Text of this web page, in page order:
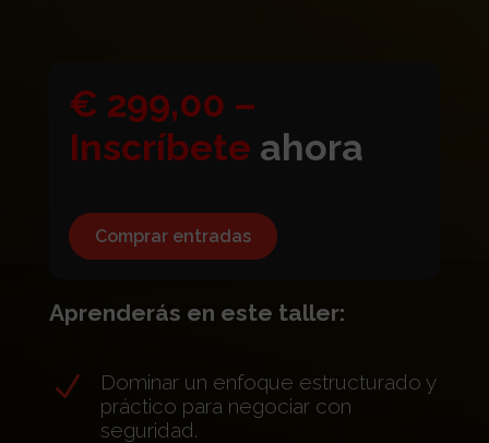
Aprenderás en este taller:
N
Dominar un enfoque estructurado y
práctico para negociar con
seguridad.
€ 299,00 –
Inscríbete ahora
Comprar entradas